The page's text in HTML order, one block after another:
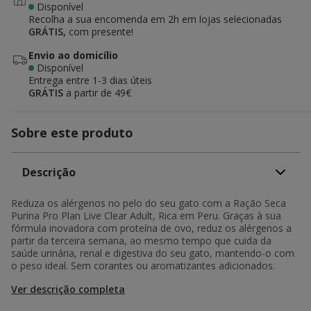
Disponível
Recolha a sua encomenda em 2h em lojas selecionadas
GRÁTIS, com presente!
Envio ao domicílio
Disponível
Entrega entre 1-3 dias úteis
GRÁTIS a partir de 49€
Sobre este produto
Descrição
Reduza os alérgenos no pelo do seu gato com a Ração Seca
Purina Pro Plan Live Clear Adult, Rica em Peru. Graças à sua
fórmula inovadora com proteína de ovo, reduz os alérgenos a
partir da terceira semana, ao mesmo tempo que cuida da
saúde urinária, renal e digestiva do seu gato, mantendo-o com
o peso ideal. Sem corantes ou aromatizantes adicionados.
Ver descrição completa